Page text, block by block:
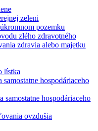
zeleni
pozemku
zlého zdravotného
zdravia alebo majetku
lístka
samostatne hospodáriaceho
samostatne hospodáriaceho
ovzdušia